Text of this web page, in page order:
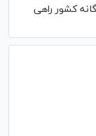
هفت‌گانه کشور راهی